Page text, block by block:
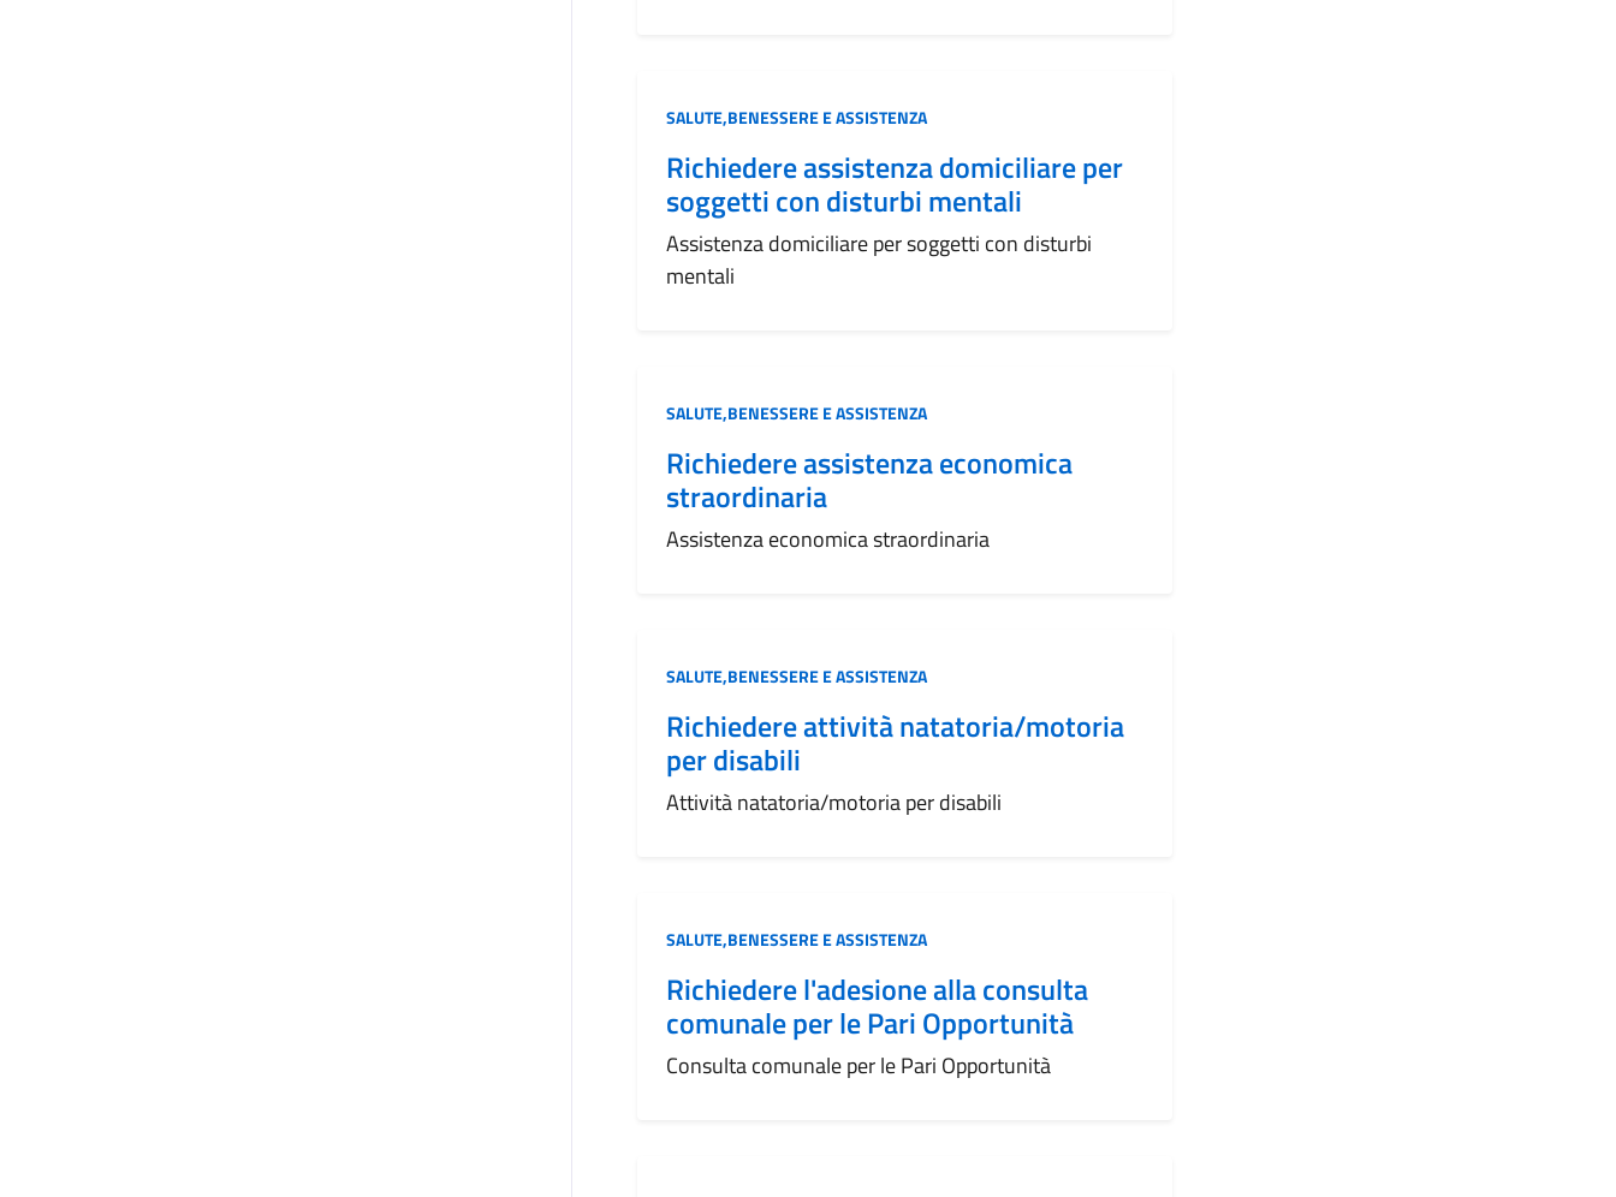
Categoria:
SALUTE,BENESSERE E ASSISTENZA
Richiedere assistenza domiciliare per
soggetti con disturbi mentali
Assistenza domiciliare per soggetti con disturbi
mentali
Categoria:
SALUTE,BENESSERE E ASSISTENZA
Richiedere assistenza economica
straordinaria
Assistenza economica straordinaria
Categoria:
SALUTE,BENESSERE E ASSISTENZA
Richiedere attività natatoria/motoria
per disabili
Attività natatoria/motoria per disabili
Categoria:
SALUTE,BENESSERE E ASSISTENZA
Richiedere l'adesione alla consulta
comunale per le Pari Opportunità
Consulta comunale per le Pari Opportunità